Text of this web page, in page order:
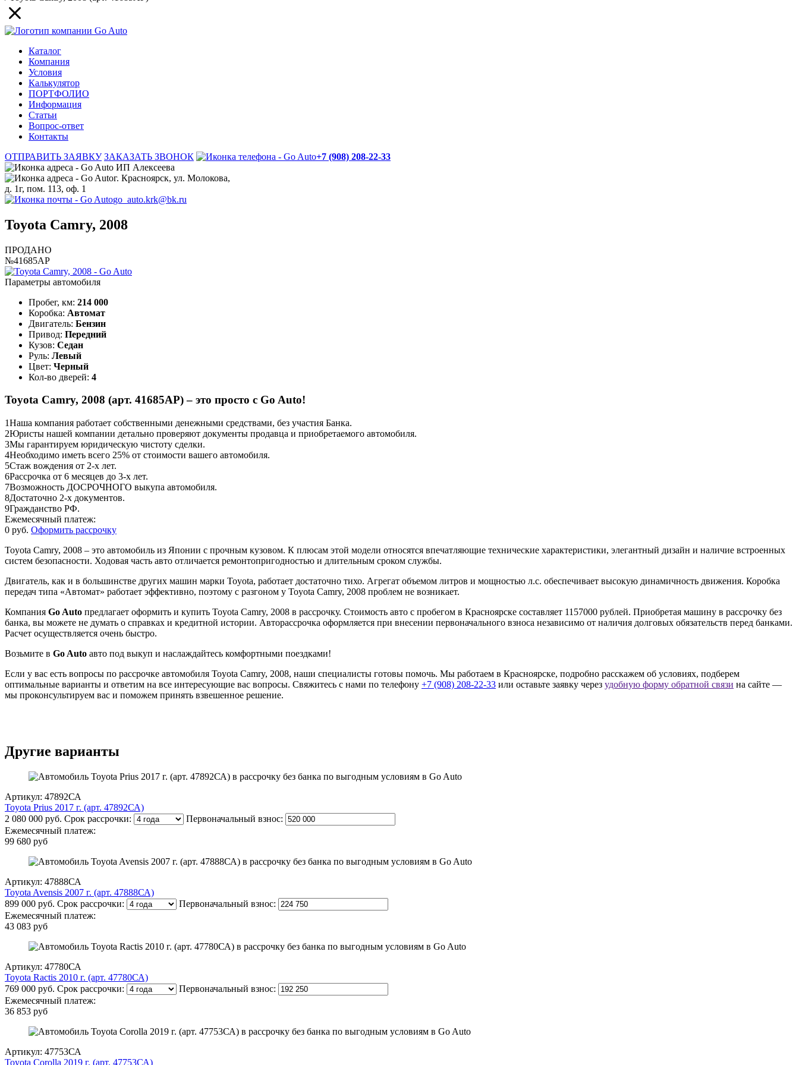
Каталог
Компания
Условия
Калькулятор
ПОРТФОЛИО
Информация
Статьи
Вопрос-ответ
Контакты
ОТПРАВИТЬ ЗАЯВКУ ЗАКАЗАТЬ ЗВОНОК
+7 (908) 208-22-33
ИП Алексеева
г. Красноярск, ул. Молокова,
д. 1г, пом. 113, оф. 1
go_auto.krk@bk.ru
Toyota Camry, 2008
ПРОДАНО
№41685АР
Параметры автомобиля
Пробег, км: 214 000
Коробка: Автомат
Двигатель: Бензин
Привод: Передний
Кузов: Седан
Руль: Левый
Цвет: Черный
Кол-во дверей: 4
Toyota Camry, 2008 (арт. 41685АР) – это просто с Go Auto!
1Наша компания работает собственными денежными средствами, без участия Банка.
2Юристы нашей компании детально проверяют документы продавца и приобретаемого автомобиля.
3Мы гарантируем юридическую чистоту сделки.
4Необходимо иметь всего 25% от стоимости вашего автомобиля.
5Стаж вождения от 2-х лет.
6Рассрочка от 6 месяцев до 3-х лет.
7Возможность ДОСРОЧНОГО выкупа автомобиля.
8Достаточно 2-х документов.
9Гражданство РФ.
Ежемесячный платеж:
0 руб. Оформить рассрочку
Toyota Camry, 2008 – это автомобиль из Японии с прочным кузовом. К плюсам этой модели относятся впечатляющие технические характеристики, элегантный дизайн и наличие встроенных
систем безопасности. Ходовая часть авто отличается ремонтопригодностью и длительным сроком службы.
Двигатель, как и в большинстве других машин марки Toyota, работает достаточно тихо. Агрегат объемом литров и мощностью л.с. обеспечивает высокую динамичность движения. Коробка
передач типа «Автомат» работает эффективно, поэтому с разгоном у Toyota Camry, 2008 проблем не возникает.
Компания Go Auto предлагает оформить и купить Toyota Camry, 2008 в рассрочку. Стоимость авто с пробегом в Красноярске составляет 1157000 рублей. Приобретая машину в рассрочку без
банка, вы можете не думать о справках и кредитной истории. Авторассрочка оформляется при внесении первоначального взноса независимо от наличия долговых обязательств перед банками.
Расчет осуществляется очень быстро.
Возьмите в Go Auto авто под выкуп и наслаждайтесь комфортными поездками!
Если у вас есть вопросы по рассрочке автомобиля Toyota Camry, 2008, наши специалисты готовы помочь. Мы работаем в Красноярске, подробно расскажем об условиях, подберем
оптимальные варианты и ответим на все интересующие вас вопросы. Свяжитесь с нами по телефону +7 (908) 208-22-33 или оставьте заявку через удобную форму обратной связи на сайте —
мы проконсультируем вас и поможем принять взвешенное решение.
Другие варианты
Артикул: 47892СА
Toyota Prius 2017 г. (арт. 47892СА)
2 080 000 руб. Срок рассрочки:
Первоначальный взнос:
Ежемесячный платеж:
99 680 руб
Артикул: 47888СА
Toyota Avensis 2007 г. (арт. 47888СА)
899 000 руб. Срок рассрочки:
Первоначальный взнос:
Ежемесячный платеж:
43 083 руб
Артикул: 47780СА
Toyota Ractis 2010 г. (арт. 47780СА)
769 000 руб. Срок рассрочки:
Первоначальный взнос:
Ежемесячный платеж:
36 853 руб
Артикул: 47753СА
Toyota Corolla 2019 г. (арт. 47753СА)